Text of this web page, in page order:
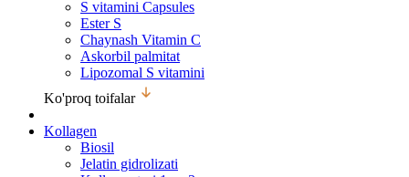
S vitamini Capsules
Ester S
Chaynash Vitamin C
Askorbil palmitat
Lipozomal S vitamini
Ko'proq toifalar
Kollagen
Biosil
Jelatin gidrolizati